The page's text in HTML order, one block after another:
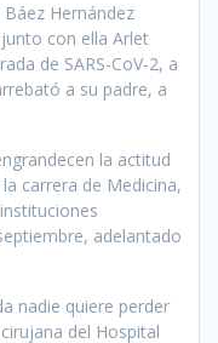
Hernández
con ella Arlet
de SARS-CoV-2, a
a su padre, a
la actitud
carrera de Medicina,
adelantado
nadie quiere perder
del Hospital